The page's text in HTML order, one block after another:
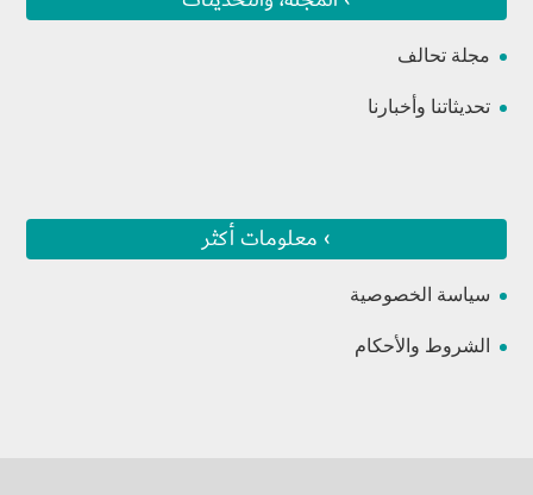
مجلة تحالف
تحديثاتنا وأخبارنا
› معلومات أكثر
سياسة الخصوصية
الشروط والأحكام